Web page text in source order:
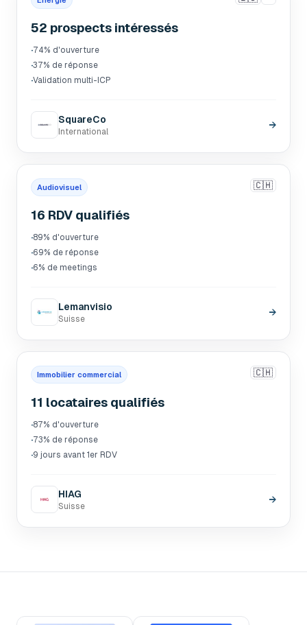
52 prospects intéressés
·74% d'ouverture
·37% de réponse
·Validation multi-ICP
SquareCo
International
→
Audiovisuel 🇨🇭
16 RDV qualifiés
·89% d'ouverture
·69% de réponse
·6% de meetings
Lemanvisio
Suisse
→
Immobilier commercial 🇨🇭
11 locataires qualifiés
·87% d'ouverture
·73% de réponse
·9 jours avant 1er RDV
HIAG
Suisse
→